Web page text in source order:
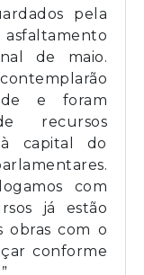
pela
de maio.
e foram
recursos
capital do
com
já estão
obras com o
conforme